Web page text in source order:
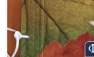
Εξερευνώντας φυτά στο